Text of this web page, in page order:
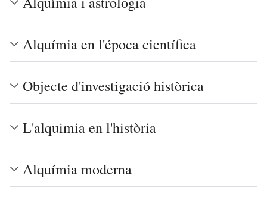
Alquímia en l'época científica
Objecte d'investigació històrica
L'alquimia en l'història
Alquímia moderna